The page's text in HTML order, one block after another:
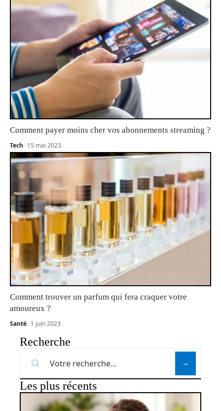
Comment payer moins cher vos abonnements streaming ?
Tech 15 mai 2023
Comment trouver un parfum qui fera craquer votre
amoureux ?
Santé 1 juin 2023
Recherche
Les plus récents